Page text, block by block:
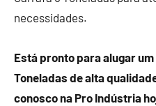
necessidades.
Está pronto para alugar
Toneladas de alta
conosco na Pro Indústria